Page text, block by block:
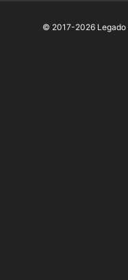
© 2017-2026 Legado